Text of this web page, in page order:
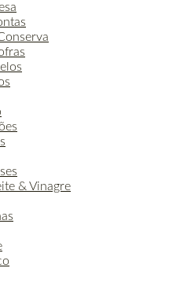
& Vinagre